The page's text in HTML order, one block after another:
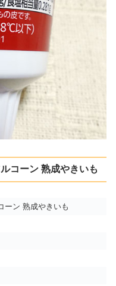
コーン 熟成やきいも
ーン 熟成やきいも